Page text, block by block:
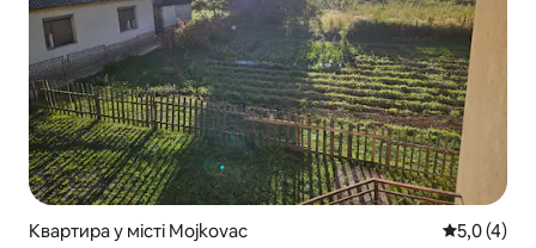
Квартира у місті Mojkovac Середня
5,0 (4)